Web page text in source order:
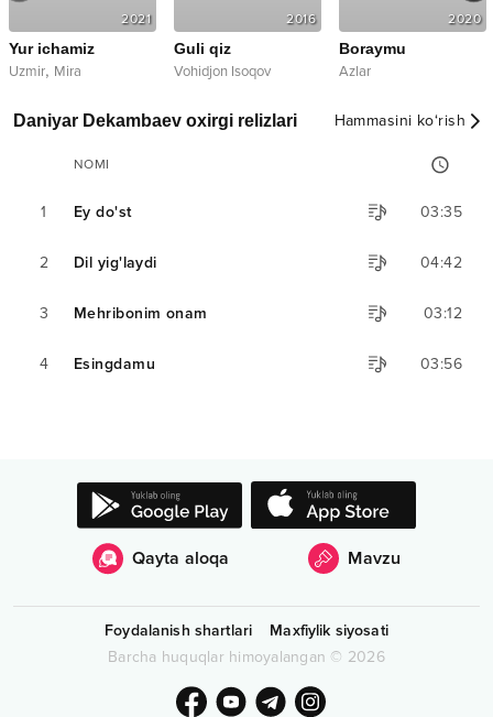
2021
Yur ichamiz
Uzmir, Mira
2016
Guli qiz
Vohidjon Isoqov
2020
Boraymu
Azlar
Daniyar Dekambaev oxirgi relizlari Hammasini ko‘rish
NOMI
1 Ey do'st 03:35
2 Dil yig'laydi 04:42
3 Mehribonim onam 03:12
4 Esingdamu 03:56
Qayta aloqa Mavzu
Foydalanish shartlari
Maxfiylik siyosati
Barcha huquqlar himoyalangan © 2026